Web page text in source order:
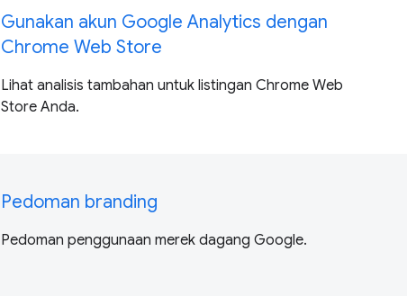
Gunakan akun Google Analytics dengan
Chrome Web Store
Lihat analisis tambahan untuk listingan Chrome Web
Store Anda.
Pedoman branding
Pedoman penggunaan merek dagang Google.